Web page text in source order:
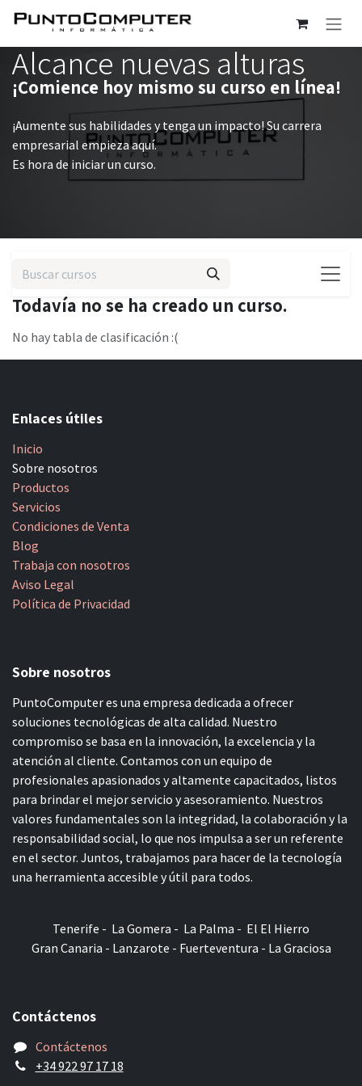
Ir al contenido
Alcance nuevas alturas
¡Comience hoy mismo su curso en línea!
¡Aumente sus habilidades y tenga un impacto! Su carrera
empresarial empieza aquí.
Es hora de iniciar un curso.
No hay tabla de clasificación :(
Todavía no se ha creado un curso.
Enlaces útiles
Inicio
Sobre nosotros
Productos
Servicios
Condiciones de Venta
Blog
Trabaja con nosotros
Aviso Legal
Política de Privacidad
Sobre nosotros
PuntoComputer es una empresa dedicada a ofrecer
soluciones tecnológicas de alta calidad. Nuestro
compromiso se basa en la innovación, la excelencia y la
atención al cliente. Contamos con un equipo de
profesionales apasionados y altamente capacitados, listos
para brindar el mejor servicio y asesoramiento. Nuestros
valores fundamentales son la integridad, la colaboración y la
responsabilidad social, lo que nos impulsa a ser un referente
en el sector. Juntos, trabajamos para hacer de la tecnología
una herramienta accesible y útil para todos.
Tenerife - La Gomera - La Palma - El El Hierro
Gran Canaria - Lanzarote - Fuerteventura - La Graciosa
Contáctenos
Contáctenos
+34 922 97 17 18